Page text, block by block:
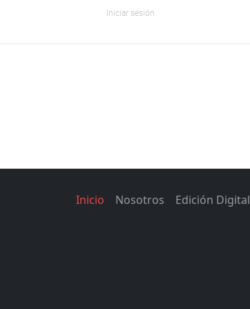
Iniciar sesión
Inicio Nosotros Edición Digital